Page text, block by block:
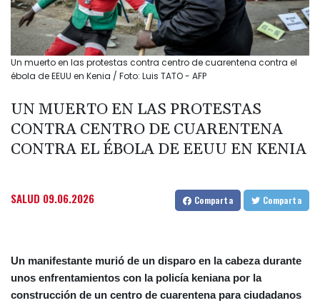
Un muerto en las protestas contra centro de cuarentena contra el
ébola de EEUU en Kenia / Foto: Luis TATO - AFP
UN MUERTO EN LAS PROTESTAS
CONTRA CENTRO DE CUARENTENA
CONTRA EL ÉBOLA DE EEUU EN KENIA
SALUD 09.06.2026 Comparta Comparta
Un manifestante murió de un disparo en la cabeza durante
unos enfrentamientos con la policía keniana por la
construcción de un centro de cuarentena para ciudadanos